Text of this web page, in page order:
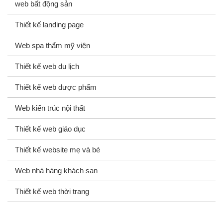
web bất động sản
Thiết kế landing page
Web spa thẩm mỹ viện
Thiết kế web du lịch
Thiết kế web dược phẩm
Web kiến trúc nội thất
Thiết kế web giáo dục
Thiết kế website mẹ và bé
Web nhà hàng khách sạn
Thiết kế web thời trang